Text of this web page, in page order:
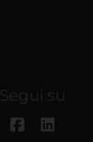
Segui su